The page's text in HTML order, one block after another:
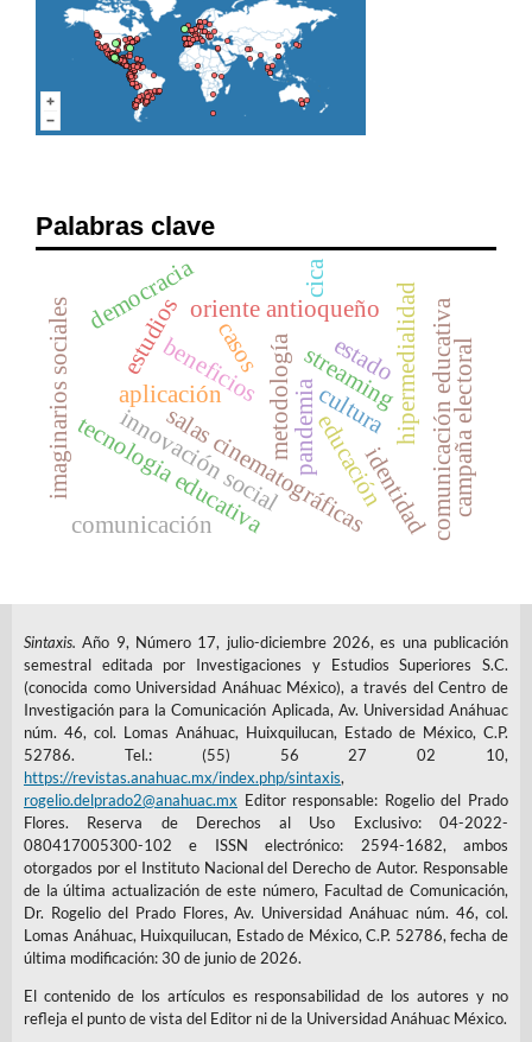
Palabras clave
salas cinematográficas
streaminghipermedialidad
pandemiacultura
casos metodología
aplicación
beneficios
estudios
democracia
innovación social educación comunicación educativa
tecnologia educativa
imaginarios sociales campaña electoral
oriente antioqueño
estado
comunicación
cica
identidad
Sintaxis.Año 9, Número 17, julio-diciembre 2026, es una publicación
semestral editada por Investigaciones y Estudios Superiores S.C.
(conocida como Universidad Anáhuac México), a través del Centro de
Investigación para la Comunicación Aplicada, Av. Universidad Anáhuac
núm. 46, col. Lomas Anáhuac, Huixquilucan, Estado de México, C.P.
52786. Tel.: (55) 56 27 02 10,
https://revistas.anahuac.mx/index.php/sintaxis,
rogelio.delprado2@anahuac.mx Editor responsable: Rogelio del Prado
Flores. Reserva de Derechos al Uso Exclusivo: 04-2022-
080417005300-102 e ISSN electrónico: 2594-1682, ambos
otorgados por el Instituto Nacional del Derecho de Autor. Responsable
de la última actualización de este número, Facultad de Comunicación,
Dr. Rogelio del Prado Flores, Av. Universidad Anáhuac núm. 46, col.
Lomas Anáhuac, Huixquilucan, Estado de México, C.P. 52786, fecha de
última modificación: 30 de junio de 2026.
El contenido de los artículos es responsabilidad de los autores y no
refleja el punto de vista del Editor ni de la Universidad Anáhuac México.